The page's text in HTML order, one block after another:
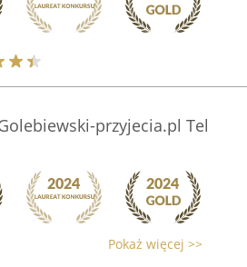
przyjecia.pl Tel
Pokaż więcej >>